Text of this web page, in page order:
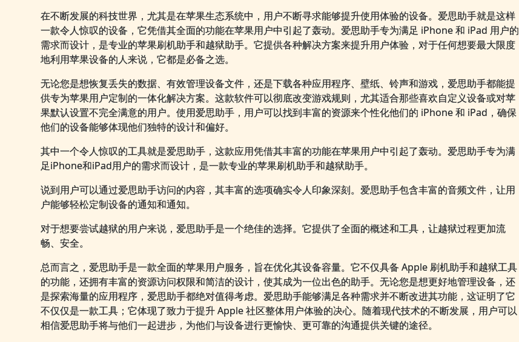
在不断发展的科技世界，尤其是在苹果生态系统中，用户不断寻求能够提升使用体验的设备。爱思助手就是这样
一款令人惊叹的设备，它凭借其全面的功能在苹果用户中引起了轰动。爱思助手专为满足 iPhone 和 iPad 用户的
需求而设计，是专业的苹果刷机助手和越狱助手。它提供各种解决方案来提升用户体验，对于任何想要最大限度
地利用苹果设备的人来说，它都是必备之选。
无论您是想恢复丢失的数据、有效管理设备文件，还是下载各种应用程序、壁纸、铃声和游戏，爱思助手都能提
供专为苹果用户定制的一体化解决方案。这款软件可以彻底改变游戏规则，尤其适合那些喜欢自定义设备或对苹
果默认设置不完全满意的用户。使用爱思助手，用户可以找到丰富的资源来个性化他们的 iPhone 和 iPad，确保
他们的设备能够体现他们独特的设计和偏好。
其中一个令人惊叹的工具就是爱思助手，这款应用凭借其丰富的功能在苹果用户中引起了轰动。爱思助手专为满
足iPhone和iPad用户的需求而设计，是一款专业的苹果刷机助手和越狱助手。
说到用户可以通过爱思助手访问的内容，其丰富的选项确实令人印象深刻。爱思助手包含丰富的音频文件，让用
户能够轻松定制设备的通知和通知。
对于想要尝试越狱的用户来说，爱思助手是一个绝佳的选择。它提供了全面的概述和工具，让越狱过程更加流
畅、安全。
总而言之，爱思助手是一款全面的苹果用户服务，旨在优化其设备容量。它不仅具备 Apple 刷机助手和越狱工具
的功能，还拥有丰富的资源访问权限和简洁的设计，使其成为一位出色的助手。无论您是想更好地管理设备，还
是探索海量的应用程序，爱思助手都绝对值得考虑。爱思助手能够满足各种需求并不断改进其功能，这证明了它
不仅仅是一款工具；它体现了致力于提升 Apple 社区整体用户体验的决心。随着现代技术的不断发展，用户可以
相信爱思助手将与他们一起进步，为他们与设备进行更愉快、更可靠的沟通提供关键的途径。